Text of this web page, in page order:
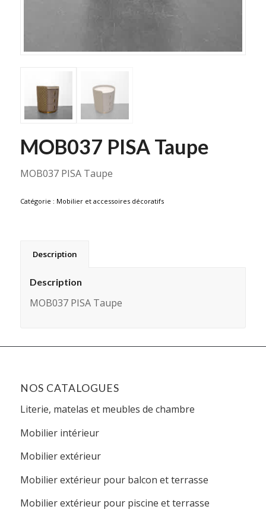
MOB037 PISA Taupe
MOB037 PISA Taupe
Catégorie : Mobilier et accessoires décoratifs
Description
Description
MOB037 PISA Taupe
NOS CATALOGUES
Literie, matelas et meubles de chambre
Mobilier intérieur
Mobilier extérieur
Mobilier extérieur pour balcon et terrasse
Mobilier extérieur pour piscine et terrasse